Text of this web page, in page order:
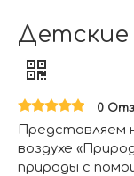
Детские
0
Представляем
воздухе
природы с